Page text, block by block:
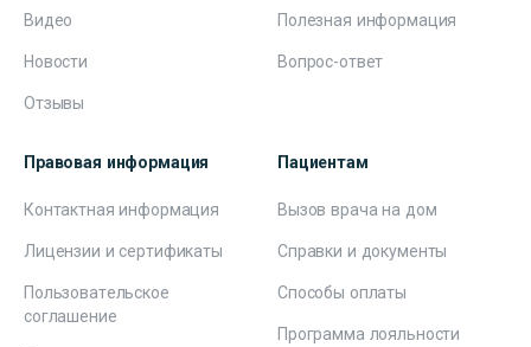
Видео
Новости
Отзывы
Полезная информация
Вопрос-ответ
Правовая информация
Контактная информация
Лицензии и сертификаты
Пользовательское
соглашение
Пациентам
Вызов врача на дом
Справки и документы
Способы оплаты
Программа лояльности